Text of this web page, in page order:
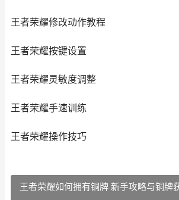
王者荣耀修改动作教程
王者荣耀按键设置
王者荣耀灵敏度调整
王者荣耀手速训练
王者荣耀操作技巧
王者荣耀如何拥有铜牌 新手攻略与铜牌